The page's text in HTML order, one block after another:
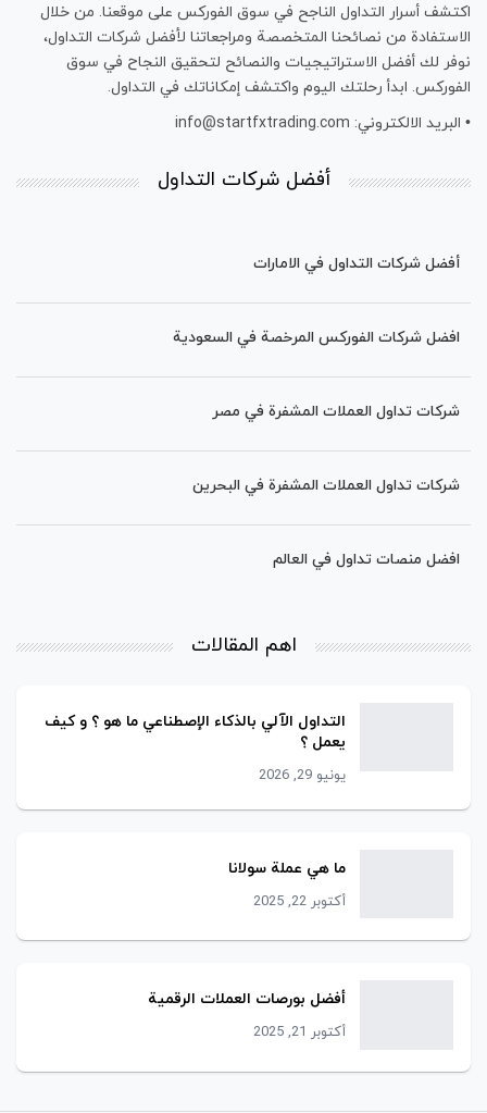
اكتشف أسرار التداول الناجح في سوق الفوركس على موقعنا. من خلال
الاستفادة من نصائحنا المتخصصة ومراجعاتنا لأفضل شركات التداول،
نوفر لك أفضل الاستراتيجيات والنصائح لتحقيق النجاح في سوق
الفوركس. ابدأ رحلتك اليوم واكتشف إمكاناتك في التداول.
• البريد الالكتروني: info@startfxtrading.com
أفضل شركات التداول
أفضل شركات التداول في الامارات
افضل شركات الفوركس المرخصة في السعودية
شركات تداول العملات المشفرة في مصر
شركات تداول العملات المشفرة في البحرین
افضل منصات تداول في العالم
اهم المقالات
التداول اﻵﻟﻲ ﺑﺎلذﻛﺎء الإصطناعي ﻣﺎ ھو ؟ و كيف
يعمل ؟
يونيو 29, 2026
ما هي عملة سولانا
أكتوبر 22, 2025
أفضل بورصات العملات الرقمية
أكتوبر 21, 2025